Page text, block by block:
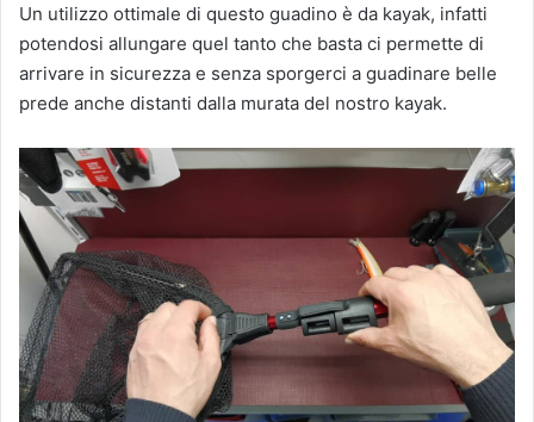
Un utilizzo ottimale di questo guadino è da kayak, infatti
potendosi allungare quel tanto che basta ci permette di
arrivare in sicurezza e senza sporgerci a guadinare belle
prede anche distanti dalla murata del nostro kayak.